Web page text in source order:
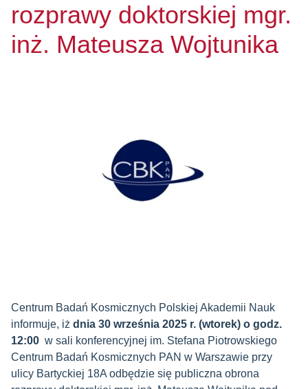
rozprawy doktorskiej mgr.
inż. Mateusza Wojtunika
Centrum Badań Kosmicznych Polskiej Akademii Nauk
informuje, iż dnia 30 września 2025 r. (wtorek) o godz.
12:00 w sali konferencyjnej im. Stefana Piotrowskiego
Centrum Badań Kosmicznych PAN w Warszawie przy
ulicy Bartyckiej 18A odbędzie się publiczna obrona